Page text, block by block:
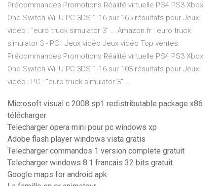
Précommandes Promotions Réalité virtuelle PS4 PS3 Xbox
One Switch Wii U PC 3DS 1-16 sur 165 résultats pour Jeux
vidéo : "euro truck simulator 3" … Amazon.fr : euro truck
simulator 3 - PC : Jeux vidéo Jeux vidéo Top ventes
Précommandes Promotions Réalité virtuelle PS4 PS3 Xbox
One Switch Wii U PC 3DS 1-16 sur 103 résultats pour Jeux
vidéo : PC : "euro truck simulator 3" …
Microsoft visual c 2008 sp1 redistributable package x86
télécharger
Telecharger opera mini pour pc windows xp
Adobe flash player windows vista gratis
Telecharger commandos 1 version complete gratuit
Telecharger windows 8.1 francais 32 bits gratuit
Google maps for android apk